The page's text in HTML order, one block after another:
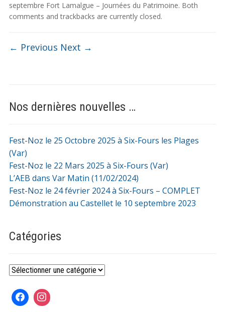
septembre Fort Lamalgue – Journées du Patrimoine. Both
comments and trackbacks are currently closed.
← Previous Next →
Nos dernières nouvelles …
Fest-Noz le 25 Octobre 2025 à Six-Fours les Plages
(Var)
Fest-Noz le 22 Mars 2025 à Six-Fours (Var)
L’AEB dans Var Matin (11/02/2024)
Fest-Noz le 24 février 2024 à Six-Fours – COMPLET
Démonstration au Castellet le 10 septembre 2023
Catégories
Catégories